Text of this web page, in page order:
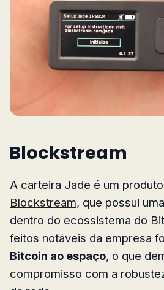
Blockstream
A carteira Jade é um
Blockstream, que possui
dentro do ecossistema do
feitos notáveis da empresa
Bitcoin ao espaço, o que
compromisso com a